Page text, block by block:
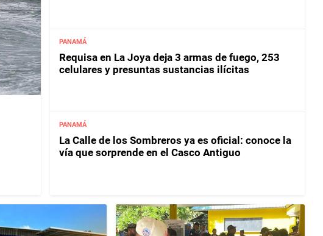
PANAMÁ
Requisa en La Joya deja 3 armas de fuego, 253
celulares y presuntas sustancias ilícitas
PANAMÁ
La Calle de los Sombreros ya es oficial: conoce la
vía que sorprende en el Casco Antiguo